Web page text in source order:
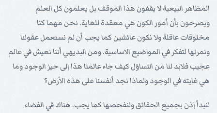
المظاهر البيعية لا يقفون هذا الموقف بل يعلمون كل العلم
ويصرحون بأن أمور الكون هي معقدة للغاية. نحن مهما كنا
مخلوقات عاقلة ولا نكون عائشين كما يجب أن لم نستعمل عقولنا
ونمرنها لتفكر في المواضيع الاساسية. ومن البديهي أننا نعيش في عالم
عجيب فلابد لنا من التساؤل كيف جاء عالمنا هذا إلى حيز الوجود وما
هي غايته في الوجود ولماذا نجد أنفسنا على هذه الأرض؟
لنبدأ إذن بجميع الحقائق ولنفحصها كما يجب. هناك في الفضاء